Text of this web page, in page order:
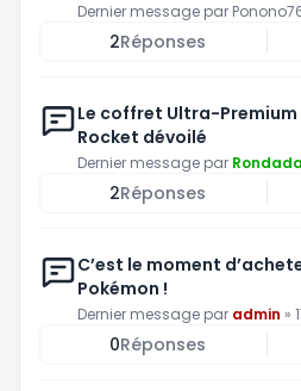
Dernier message par
2Réponses
Le coffret Ultra-Premium
Rocket dévoilé
Dernier message par Rondada
2Réponses
C’est le moment
Pokémon !
Dernier message par admin »
0Réponses